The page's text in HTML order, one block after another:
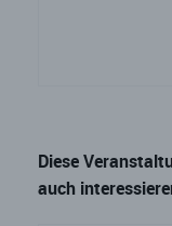
Diese
auch